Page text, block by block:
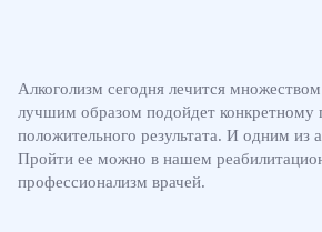
Алкоголизм сегодня лечится
лучшим образом подойдет конкретному
положительного результата. И одним
Пройти ее можно в нашем
профессионализм врачей.